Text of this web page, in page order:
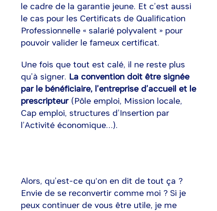
le cadre de la garantie jeune. Et c’est aussi
le cas pour les Certificats de Qualification
Professionnelle « salarié polyvalent » pour
pouvoir valider le fameux certificat.
Une fois que tout est calé, il ne reste plus
qu’à signer. La convention doit être signée
par le bénéficiaire, l’entreprise d’accueil et le
prescripteur (Pôle emploi, Mission locale,
Cap emploi, structures d’Insertion par
l’Activité économique…).
Alors, qu’est-ce qu'on en dit de tout ça ?
Envie de se reconvertir comme moi ? Si je
peux continuer de vous être utile, je me